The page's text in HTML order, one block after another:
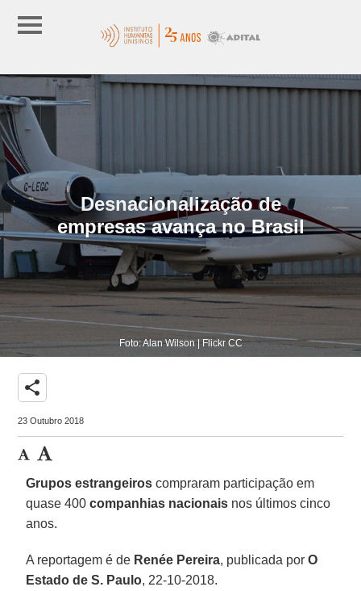
Desnacionalização de
empresas avança no Brasil
Foto: Alan Wilson | Flickr CC
share
23 Outubro 2018
Grupos estrangeiros compraram participação em
quase 400companhias nacionais nos últimos cinco
anos.
A reportagem é de Renée Pereira, publicada porO
Estado de S. Paulo, 22-10-2018.